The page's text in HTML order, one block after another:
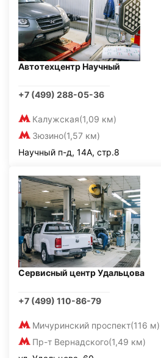
Автотехцентр Научный
+7 (499) 288-05-36
Калужская(1,09 км)
Зюзино(1,57 км)
Научный п-д, 14А, стр.8
Сервисный центр Удальцова
+7 (499) 110-86-79
Мичуринский проспект(116 м)
Пр-т Вернадского(1,49 км)